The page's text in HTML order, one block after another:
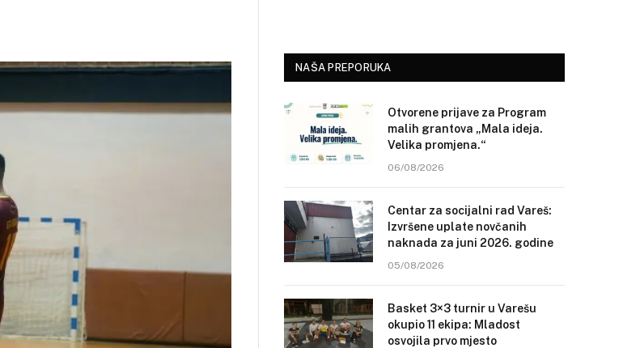
NAŠA PREPORUKA
Otvorene prijave za Program
malih grantova „Mala ideja.
Velika promjena.“
06/08/2026
Centar za socijalni rad Vareš:
Izvršene uplate novčanih
naknada za juni 2026. godine
05/08/2026
Basket 3×3 turnir u Varešu
okupio 11 ekipa: Mladost
osvojila prvo mjesto